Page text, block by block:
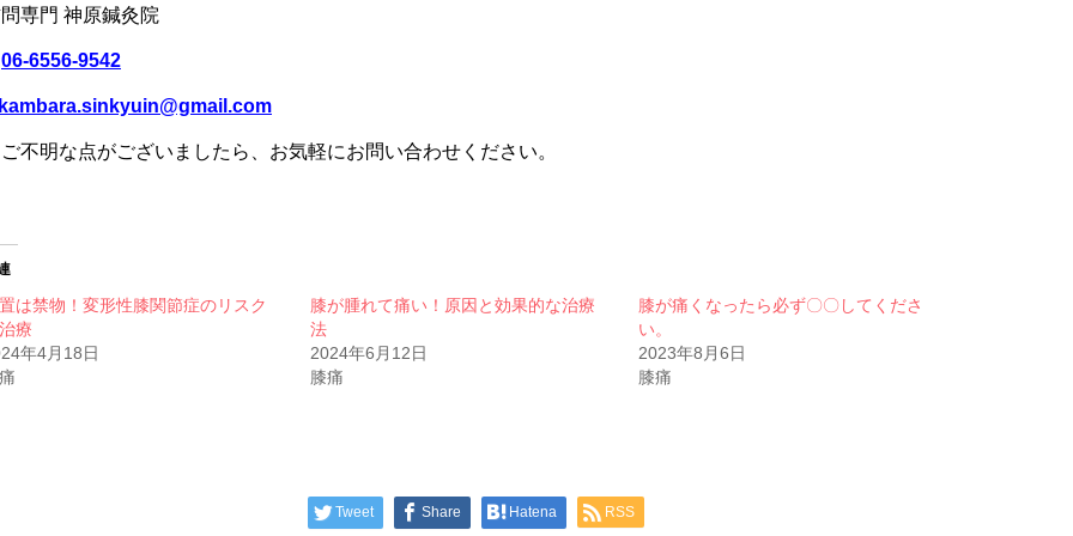
専門 神原鍼灸院
06-6556-9542
不明な点がございましたら、お気軽にお問い合わせください。
は禁物！変形性膝関節症のリスク
療
年4月18日
膝が腫れて痛い！原因と効果的な治療
法
2024年6月12日
膝痛
膝が痛くなったら必ず〇〇してくださ
い。
2023年8月6日
膝痛
Tweet Share Hatena RSS